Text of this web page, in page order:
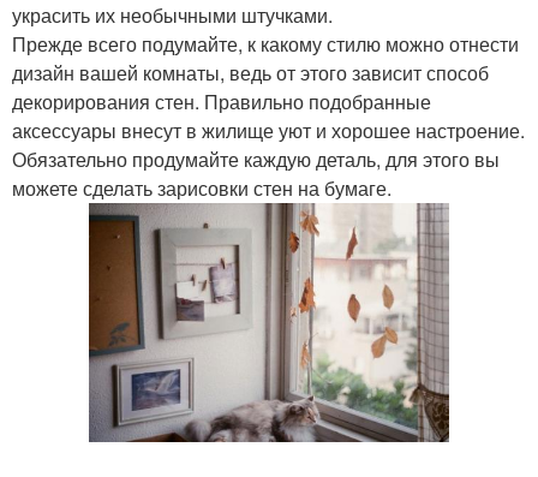
украсить их необычными штучками.
Прежде всего подумайте, к какому стилю можно отнести
дизайн вашей комнаты, ведь от этого зависит способ
декорирования стен. Правильно подобранные
аксессуары внесут в жилище уют и хорошее настроение.
Обязательно продумайте каждую деталь, для этого вы
можете сделать зарисовки стен на бумаге.